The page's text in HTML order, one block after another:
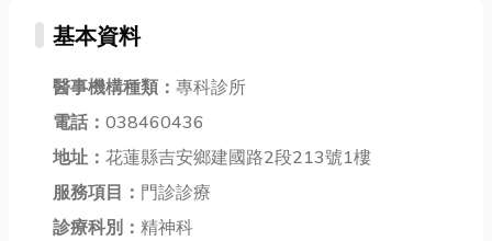
基本資料
醫事機構種類： 專科診所
電話： 038460436
地址： 花蓮縣吉安鄉建國路2段213號1樓
服務項目： 門診診療
診療科別： 精神科